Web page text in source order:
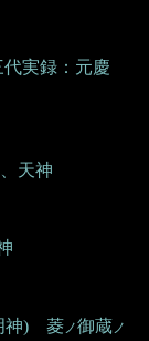
実録：元慶
天神
神)
菱 ノ御蔵 ノ